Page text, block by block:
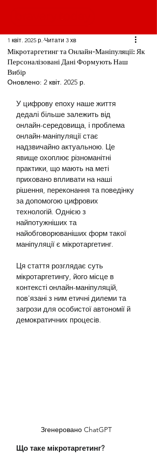
Мікротаргетинг та Онлайн-Маніпуляції: Як
Персоналізовані Дані Формують Наш
Вибір
1 квіт. 2025 р. Читати 3 хв
Оновлено: 2 квіт. 2025 р.
У цифрову епоху наше життя
дедалі більше залежить від
онлайн-середовища, і проблема
онлайн-маніпуляції стає
надзвичайно актуальною. Це
явище охоплює різноманітні
практики, що мають на меті
приховано впливати на наші
рішення, переконання та поведінку
за допомогою цифрових
технологій. Однією з
найпотужніших та
найобговорюваніших форм такої
маніпуляції є мікротаргетинг.
Ця стаття розглядає суть
мікротаргетингу, його місце в
контексті онлайн-маніпуляцій,
пов'язані з ним етичні дилеми та
загрози для особистої автономії й
демократичних процесів.
Згенеровано ChatGPT
Що таке мікротаргетинг?